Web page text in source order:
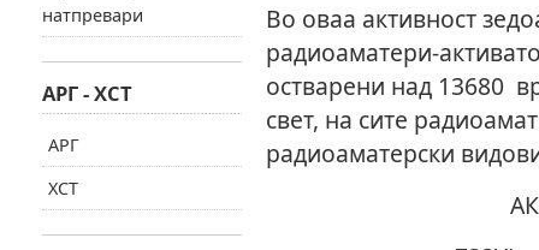
Во оваа активност
радиоаматери-
остварени над 13680
свет, на сите
радиоаматерски
натпревари
АРГ - ХСТ
АРГ
ХСТ